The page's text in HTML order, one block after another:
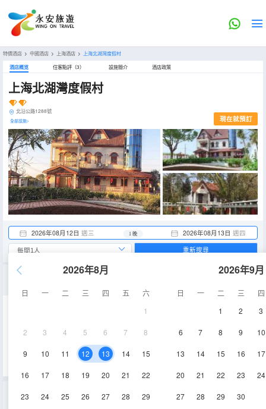
特價酒店 > 中國酒店 > 上海酒店 > 上海北湖灣度假村
酒店概览 住客點評（3） 設施簡介 酒店政策
上海北湖灣度假村
北沿公路1288號
全部設施> 現在就預訂
2026年08月12日 週三 2026年08月13日 週四
1 晚
2026年8月
日 一 二 三 四 五
六
1
2 3 4 5 6 7 8
9 10 11 12 13 14 15
16 17 18 19 20 21 22
23 24 25 26 27 28 29
2026年9月
日 一 二 三
四
1
2 3
6 7 8 9 10
13 14 15 16 17
20 21 22 23 24
27 28 29 30
重新搜尋
空調
園景雙人房